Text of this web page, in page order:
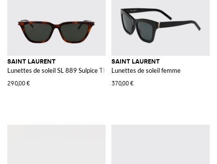
SAINT LAURENT
Lunettes de soleil SL 889 Sulpice Thin en acétate recyclé
290,00 €
SAINT LAURENT
Lunettes de soleil femme
370,00 €